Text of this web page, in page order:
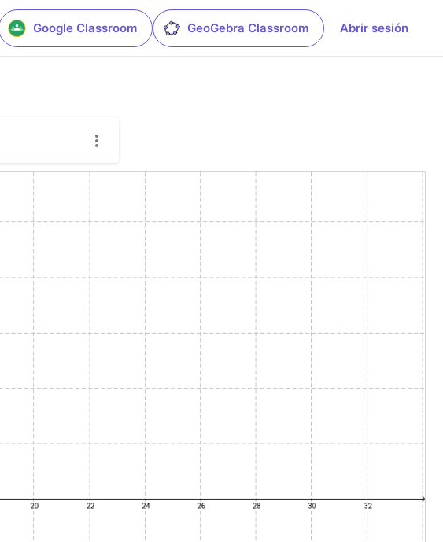
Google Classroom GeoGebra Classroom Abrir sesión